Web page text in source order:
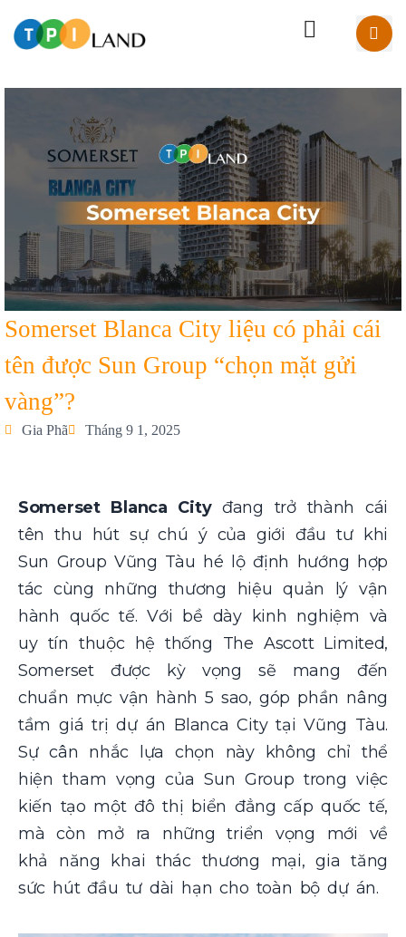
Somerset Blanca City liệu có phải cái
tên được Sun Group “chọn mặt gửi
vàng”?
Gia Phã Tháng 9 1, 2025
Somerset Blanca Cityđang trở thành cái
tên thu hút sự chú ý của giới đầu tư khi
Sun Group Vũng Tàu hé lộ định hướng hợp
tác cùng những thương hiệu quản lý vận
hành quốc tế. Với bề dày kinh nghiệm và
uy tín thuộc hệ thống The Ascott Limited,
Somerset được kỳ vọng sẽ mang đến
chuẩn mực vận hành 5 sao, góp phần nâng
tầm giá trị dự án Blanca City tại Vũng Tàu.
Sự cân nhắc lựa chọn này không chỉ thể
hiện tham vọng của Sun Group trong việc
kiến tạo một đô thị biển đẳng cấp quốc tế,
mà còn mở ra những triển vọng mới về
khả năng khai thác thương mại, gia tăng
sức hút đầu tư dài hạn cho toàn bộ dự án.